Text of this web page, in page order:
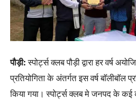
पौड़ी:स्पोर्ट्स क्लब पौड़ी द्वारा हर वर्ष
प्रतियोगिता के अंतर्गत इस वर्ष बॉलीबॉल
किया गया। स्पोर्ट्स क्लब मे जनपद के